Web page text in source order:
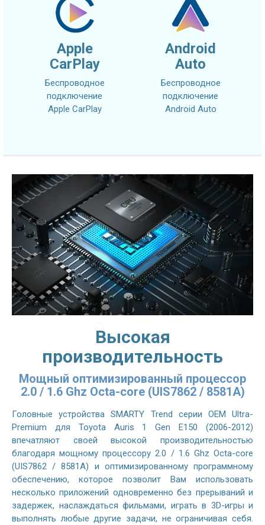
Apple
CarPlay
Беспроводное
подключение
Apple CarPlay
Android
Auto
Беспроводное
подключение
Android Auto
Высокая
производительность
Мощный оптимизированный процессор
2.0 / 1.6 Ghz Octa-core (UIS7862 / 8581A)
Головные устройства SMARTY Trend серии OEM Ultra-
Premium для Toyota Auris 1 Gen E150 (2006-2012)
впечатляют своей высокой производительностью
благодаря мощному процессору 2.0 / 1.6 Ghz Octa-core
(UIS7862 / 8581A) и оптимизированному программному
обеспечению, которое позволит Вам использовать
несколько приложений одновременно без прерываний и
задержек, наслаждаться фильмами, играть в 3D-игры и
выполнять любые другие задачи, не ограничивая себя.